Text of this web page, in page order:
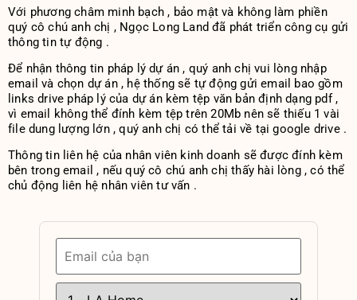
Với phương châm minh bạch , bảo mật và không làm phiền
quý cô chú anh chị , Ngọc Long Land đã phát triển công cụ gửi
thông tin tự động .
Để nhận thông tin pháp lý dự án , quý anh chị vui lòng nhập
email và chọn dự án , hệ thống sẽ tự động gửi email bao gồm
links drive pháp lý của dự án kèm tệp văn bản định dạng pdf ,
vì email không thể đính kèm tệp trên 20Mb nên sẽ thiếu 1 vài
file dung lượng lớn , quý anh chị có thể tải về tại google drive .
Thông tin liên hệ của nhân viên kinh doanh sẽ được đính kèm
bên trong email , nếu quý cô chú anh chị thấy hài lòng , có thể
chủ động liên hệ nhân viên tư vấn .